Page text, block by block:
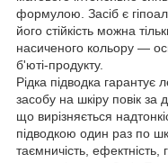
формулою. Засіб є
його стійкість можна
насиченого кольору —
б'юті-продукту.
Рідка підводка
засобу на шкіру повік
що вирізняється
підводкою один раз по
таємничість, ефектність,